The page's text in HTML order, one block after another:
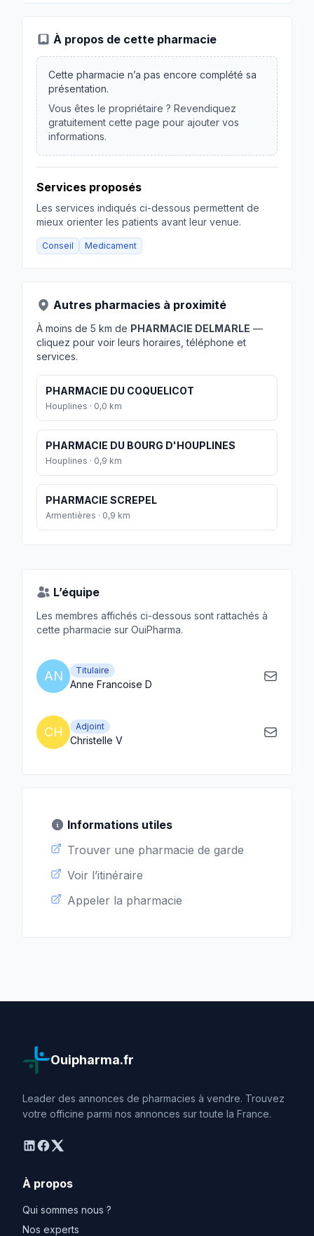
À propos de cette pharmacie
Cette pharmacie n’a pas encore complété sa
présentation.
Vous êtes le propriétaire ? Revendiquez
gratuitement cette page pour ajouter vos
informations.
Services proposés
Les services indiqués ci-dessous permettent de
mieux orienter les patients avant leur venue.
Conseil Medicament
Autres pharmacies à proximité
À moins de 5 km de PHARMACIE DELMARLE —
cliquez pour voir leurs horaires, téléphone et
services.
PHARMACIE DU COQUELICOT
Houplines · 0,0 km
PHARMACIE DU BOURG D'HOUPLINES
Houplines · 0,9 km
PHARMACIE SCREPEL
Armentières · 0,9 km
L’équipe
Les membres affichés ci-dessous sont rattachés à
cette pharmacie sur OuiPharma.
AN Titulaire
Anne Francoise D
CH Adjoint
Christelle V
Informations utiles
Trouver une pharmacie de garde
Voir l’itinéraire
Appeler la pharmacie
Ouipharma.fr
Leader des annonces de pharmacies à vendre. Trouvez
votre officine parmi nos annonces sur toute la France.
linkedin
facebook
twitter
À propos
Qui sommes nous ?
Nos experts